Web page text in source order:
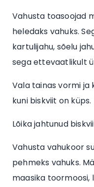
Vahusta toasoojad
heledaks vahuks.
kartulijahu, sõelu
sega ettevaatlikult
Vala tainas vormi ja
kuni biskviit on
Lõika jahtunud
Vahusta vahukoor
pehmeks vahuks.
maasika toormoosi,